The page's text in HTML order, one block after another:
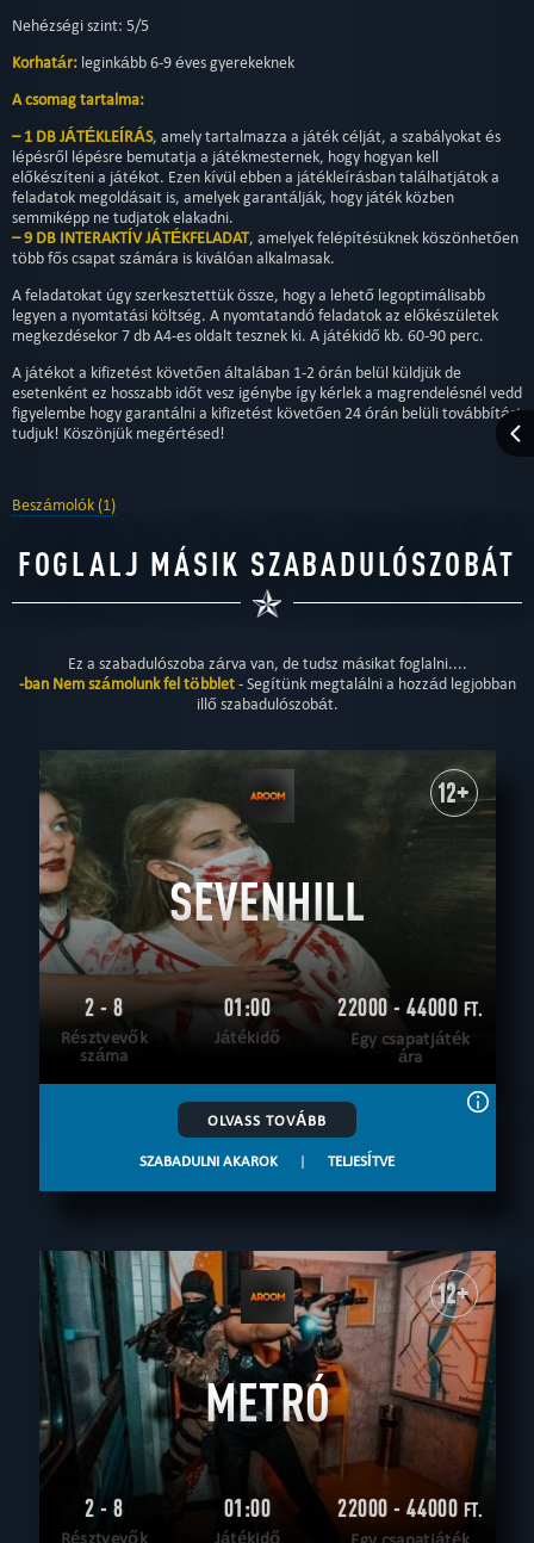
Nehézségi szint: 5/5
Korhatár: leginkább 6-9 éves gyerekeknek
A csomag tartalma:
– 1 DB JÁTÉKLEÍRÁS, amely tartalmazza a játék célját, a szabályokat és
lépésről lépésre bemutatja a játékmesternek, hogy hogyan kell
előkészíteni a játékot. Ezen kívül ebben a játékleírásban találhatjátok a
feladatok megoldásait is, amelyek garantálják, hogy játék közben
semmiképp ne tudjatok elakadni.
– 9 DB INTERAKTÍV JÁTÉKFELADAT, amelyek felépítésüknek köszönhetően
több fős csapat számára is kiválóan alkalmasak.
A feladatokat úgy szerkesztettük össze, hogy a lehető legoptimálisabb
legyen a nyomtatási költség. A nyomtatandó feladatok az előkészületek
megkezdésekor 7 db A4-es oldalt tesznek ki. A játékidő kb. 60-90 perc.
A játékot a kifizetést követően általában 1-2 órán belül küldjük de
esetenként ez hosszabb időt vesz igénybe így kérlek a magrendelésnél vedd
figyelembe hogy garantálni a kifizetést követően 24 órán belüli továbbítást
tudjuk! Köszönjük megértésed!
Beszámolók (1)
FOGLALJ MÁSIK SZABADULÓSZOBÁT
Ez a szabadulószoba zárva van, de tudsz másikat foglalni....
-ban Nem számolunk fel többlet- Segítünk megtalálni a hozzád legjobban
illő szabadulószobát.
12+
SEVENHILL
2 - 8
Résztvevők
száma
01:00
Játékidő
22000 - 44000 FT.
Egy csapatjáték
ára
OLVASS TOVÁBB
SZABADULNI AKAROK | TELJESÍTVE
12+
METRÓ
2 - 8
Résztvevők
01:00
Játékidő
22000 - 44000 FT.